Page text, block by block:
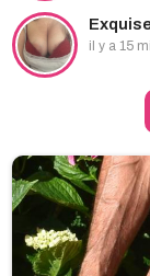
il y a 15